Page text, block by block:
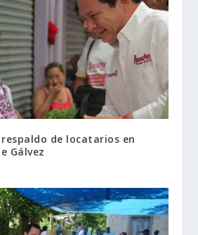
respaldo de locatarios en
Gálvez